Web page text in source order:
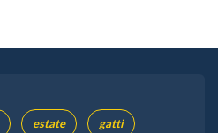
estate gatti